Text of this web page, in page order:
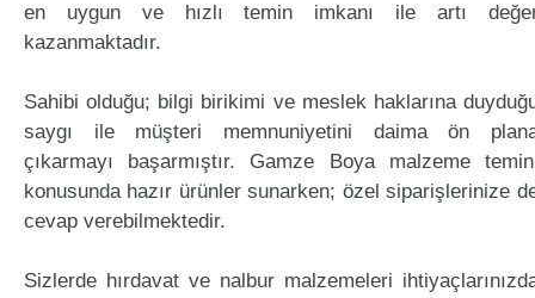
en uygun ve hızlı temin imkanı ile artı
kazanmaktadır.
Sahibi olduğu; bilgi birikimi ve meslek haklarına
saygı ile müşteri memnuniyetini daima ön
çıkarmayı başarmıştır. Gamze Boya malzeme
konusunda hazır ürünler sunarken; özel siparişlerinize
cevap verebilmektedir.
Sizlerde hırdavat ve nalbur malzemeleri